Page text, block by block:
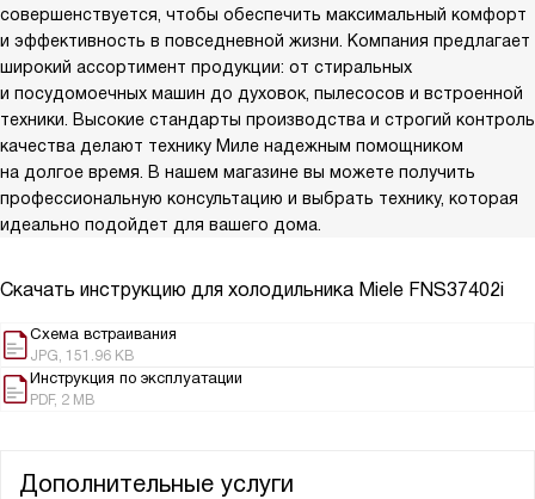
совершенствуется, чтобы обеспечить максимальный комфорт
и эффективность в повседневной жизни. Компания предлагает
широкий ассортимент продукции: от стиральных
и посудомоечных машин до духовок, пылесосов и встроенной
техники. Высокие стандарты производства и строгий контроль
качества делают технику Миле надежным помощником
на долгое время. В нашем магазине вы можете получить
профессиональную консультацию и выбрать технику, которая
идеально подойдет для вашего дома.
Скачать инструкцию для холодильника Miele FNS37402i
Схема встраивания
JPG, 151.96 KB
Инструкция по эксплуатации
PDF, 2 MB
Дополнительные услуги